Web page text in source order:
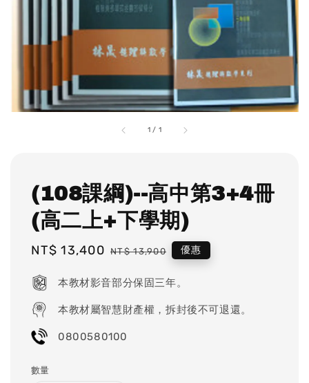
1 / 1
(108課綱)--高中第3+4冊
(高二上+下學期)
Sale
NT$ 13,400 Regular
NT$ 13,900 優惠
本教材影音部分保固三年。
本教材屬智慧財產權，拆封後不可退還。
0800580100
數量